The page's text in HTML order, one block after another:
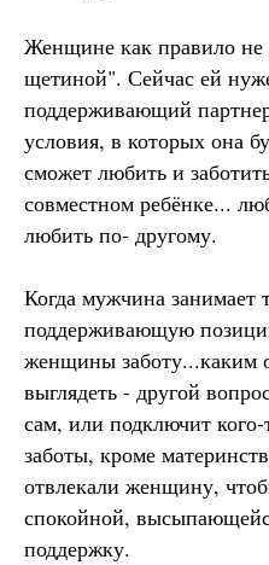
Женщине как правило не
щетиной". Сейчас ей
поддерживающий
условия, в которых она
сможет любить и
совместном ребёнке...
любить по- другому.
Когда мужчина занимает
поддерживающую
женщины заботу...каким
выглядеть - другой
сам, или подключит
заботы, кроме
отвлекали женщину,
спокойной,
поддержку.